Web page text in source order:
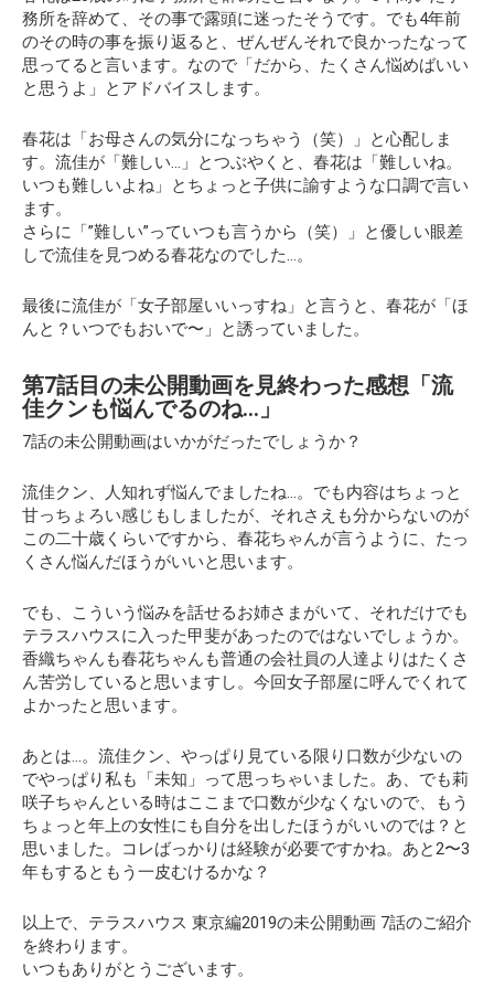
務所を辞めて、その事で露頭に迷ったそうです。でも4年前
のその時の事を振り返ると、ぜんぜんそれで良かったなって
思ってると言います。なので 「だから、たくさん悩めばいい
と思うよ」
とアドバイスします。
春花は「お母さんの気分になっちゃう（笑）」と心配しま
す。流佳が 「難しい…」
とつぶやくと、春花は「難しいね。
いつも難しいよね」とちょっと子供に諭すような口調で言い
ます。
さらに「”難しい”っていつも言うから（笑）」と優しい眼差
しで流佳を見つめる春花なのでした…。
最後に流佳が「女子部屋いいっすね」と言うと、春花が「ほ
んと？いつでもおいで〜」と誘っていました。
第7話目の未公開動画を見終わった感想「流
佳クンも悩んでるのね…」
7話の未公開動画はいかがだったでしょうか？
流佳クン、人知れず悩んでましたね…。でも内容はちょっと
甘っちょろい感じもしましたが、それさえも分からないのが
この二十歳くらいですから、春花ちゃんが言うように、たっ
くさん悩んだほうがいいと思います。
でも、こういう悩みを話せるお姉さまがいて、それだけでも
テラスハウスに入った甲斐があったのではないでしょうか。
香織ちゃんも春花ちゃんも普通の会社員の人達よりはたくさ
ん苦労していると思いますし。今回女子部屋に呼んでくれて
よかったと思います。
あとは…。流佳クン、やっぱり見ている限り口数が少ないの
でやっぱり私も「未知」って思っちゃいました。あ、でも莉
咲子ちゃんといる時はここまで口数が少なくないので、もう
ちょっと年上の女性にも自分を出したほうがいいのでは？と
思いました。コレばっかりは経験が必要ですかね。あと2〜3
年もするともう一皮むけるかな？
以上で、テラスハウス 東京編2019の未公開動画 7話のご紹介
を終わります。
いつもありがとうございます。